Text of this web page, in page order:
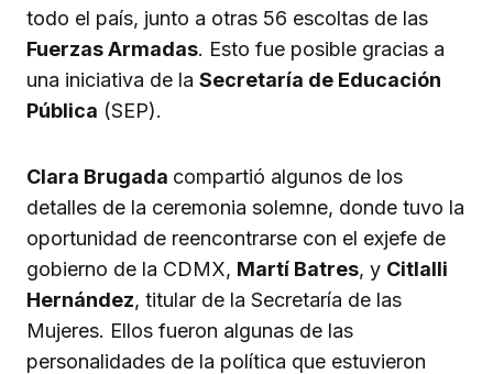
todo el país, junto a otras 56 escoltas de las
Fuerzas Armadas. Esto fue posible gracias a
una iniciativa de la Secretaría de Educación
Pública (SEP).
Clara Brugada compartió algunos de los
detalles de la ceremonia solemne, donde tuvo la
oportunidad de reencontrarse con el exjefe de
gobierno de la CDMX, Martí Batres, y Citlalli
Hernández, titular de la Secretaría de las
Mujeres. Ellos fueron algunas de las
personalidades de la política que estuvieron